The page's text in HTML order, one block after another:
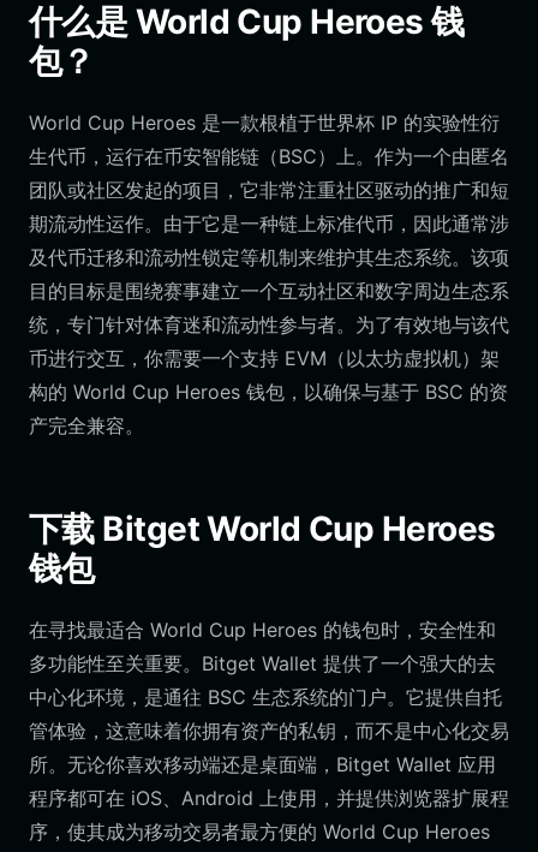
什么是 World Cup Heroes 钱
包？
World Cup Heroes 是一款根植于世界杯 IP 的实验性衍
生代币，运行在币安智能链（BSC）上。作为一个由匿名
团队或社区发起的项目，它非常注重社区驱动的推广和短
期流动性运作。由于它是一种链上标准代币，因此通常涉
及代币迁移和流动性锁定等机制来维护其生态系统。该项
目的目标是围绕赛事建立一个互动社区和数字周边生态系
统，专门针对体育迷和流动性参与者。为了有效地与该代
币进行交互，你需要一个支持 EVM（以太坊虚拟机）架
构的 World Cup Heroes 钱包，以确保与基于 BSC 的资
产完全兼容。
下载 Bitget World Cup Heroes
钱包
在寻找最适合 World Cup Heroes 的钱包时，安全性和
多功能性至关重要。Bitget Wallet 提供了一个强大的去
中心化环境，是通往 BSC 生态系统的门户。它提供自托
管体验，这意味着你拥有资产的私钥，而不是中心化交易
所。无论你喜欢移动端还是桌面端，Bitget Wallet 应用
程序都可在 iOS、Android 上使用，并提供浏览器扩展程
序，使其成为移动交易者最方便的 World Cup Heroes